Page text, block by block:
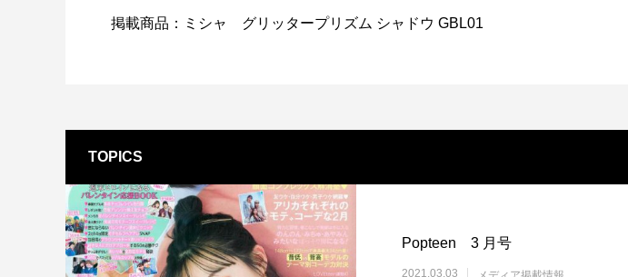
MISSHA商品一覧 Apieu商品一覧
未来を見据え、健やかな美肌を目指す。
重さゼロ。進化を遂げた生肌感仕上げの
掲載商品：ミシャ グリッタープリズム シャドウ GBL01
TOPICS
Popteen 3 月号
2021.03.03